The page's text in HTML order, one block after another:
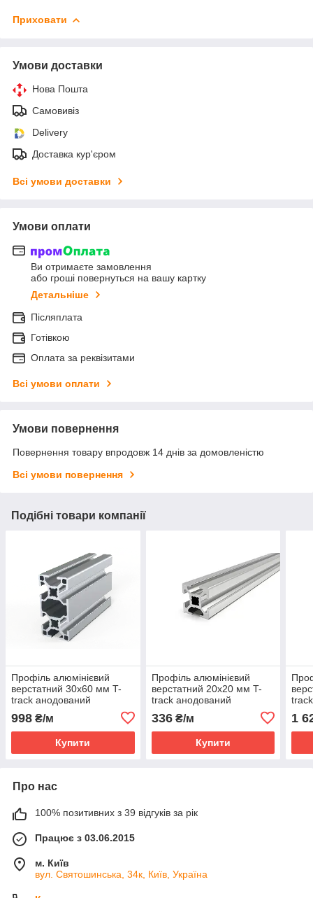
Приховати
Умови доставки
Нова Пошта
Самовивіз
Delivery
Доставка кур'єром
Всі умови доставки
Умови оплати
Ви отримаєте замовлення
або гроші повернуться на вашу картку
Детальніше
Післяплата
Готівкою
Оплата за реквізитами
Всі умови оплати
Умови повернення
Повернення товару впродовж 14 днів за домовленістю
Всі умови повернення
Подібні товари компанії
Профіль алюмінієвий
верстатний 30х60 мм T-
track анодований
998 ₴/м
Купити
Профіль алюмінієвий
верстатний 20х20 мм T-
track анодований
336₴/м
Купити
1
Про нас
100% позитивних з 39 відгуків за рік
Працює з 03.06.2015
м. Київ
вул. Святошинська, 34к, Київ, Україна